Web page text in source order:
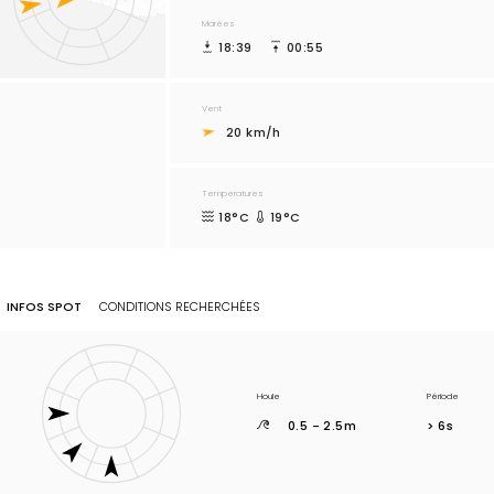
Vent
20 km/h
Marées
18:39 00:55
Temperatures
18°C 19°C
INFOS SPOT CONDITIONS RECHERCHÉES
Houle
0.5 - 2.5m
Période
> 6s